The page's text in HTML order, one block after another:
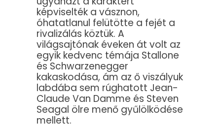
képviselték a vásznon,
óhatatlanul felütötte a fejét a
rivalizálás köztük. A
világsajtónak éveken át volt az
egyik kedvenc témája Stallone
és Schwarzenegger
kakaskodása, ám az ő viszályuk
labdába sem rúghatott Jean-
Claude Van Damme és Steven
Seagal ölre menő gyűlölködése
mellett.